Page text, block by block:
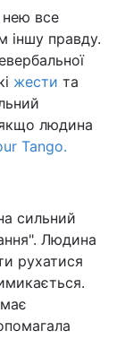
нею все
іншу правду.
жести та
людина
Tango.
сильний
Людина
рухатися